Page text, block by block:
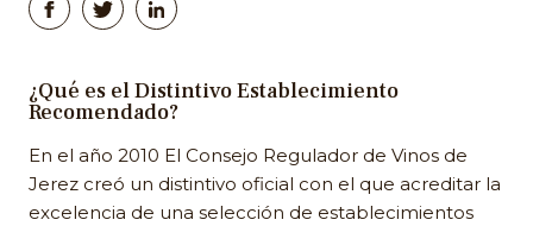
¿Qué es el Distintivo Establecimiento
Recomendado?
En el año 2010 El Consejo Regulador de Vinos de
Jerez creó un distintivo oficial con el que acreditar la
excelencia de una selección de establecimientos